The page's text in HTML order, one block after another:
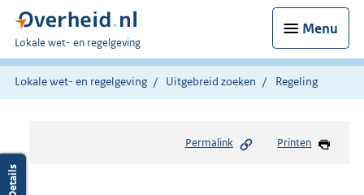
Menu
U
bent
hier:
Lokale wet- en regelgeving
Lokale wet- en regelgeving Uitgebreid zoeken Regeling
Permalink Printen